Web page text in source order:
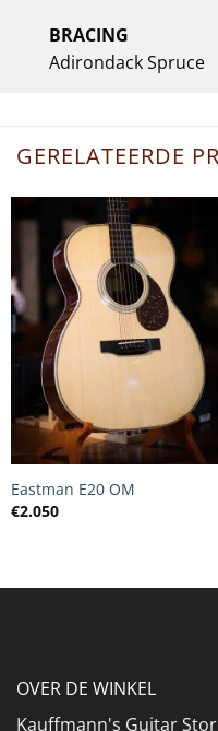
BRACING
Adirondack Spruce
GERELATEERDE
Eastman E20 OM
€2.050
OVER DE WINKEL
Kauffmann's Guitar